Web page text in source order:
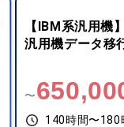
【IBM系汎用機
汎用機データ移
〜
140時間〜180